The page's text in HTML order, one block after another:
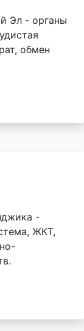
Эл - органы
обмен
-
ЖКТ,